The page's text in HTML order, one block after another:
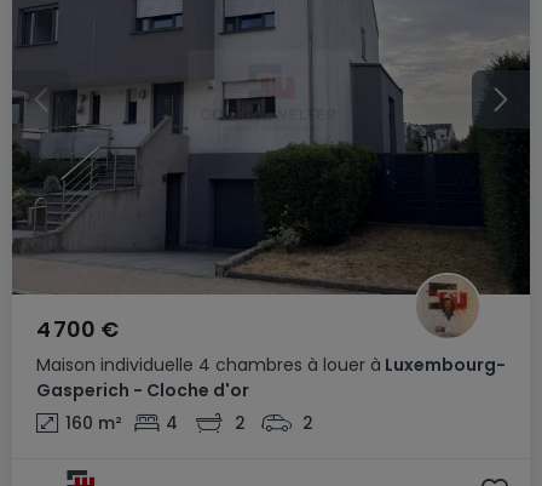
Maison individuelle 4 chambres à louer à Luxembourg-
Gasperich - Cloche d'or
4 700 €
160 m² 4 2 2